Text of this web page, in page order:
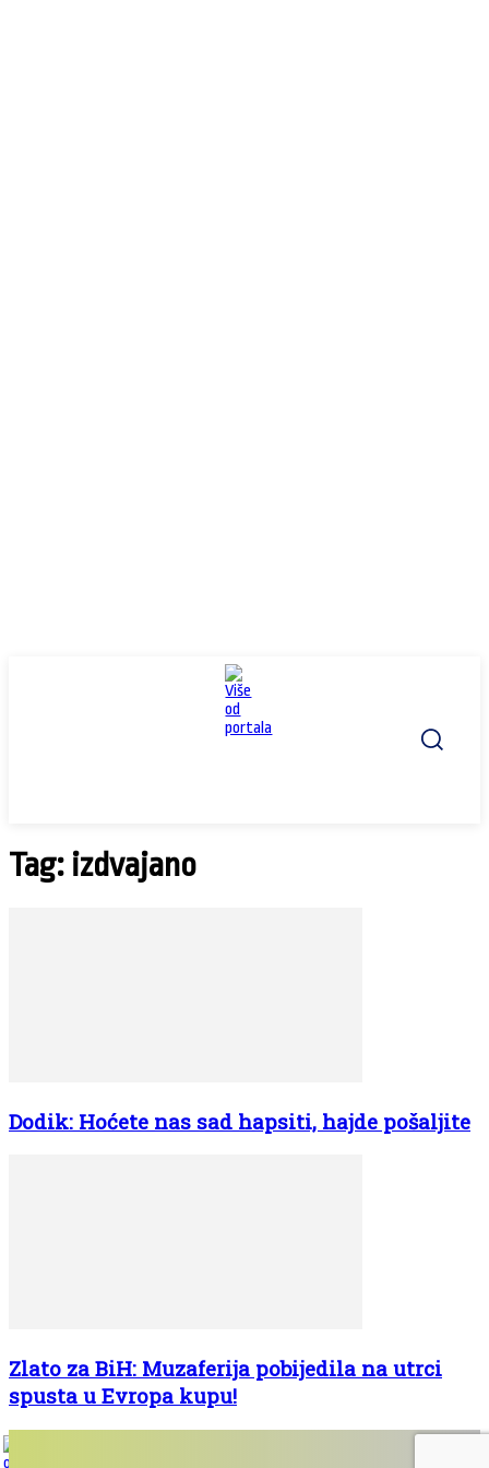
Tag: izdvajano
Dodik: Hoćete nas sad hapsiti, hajde pošaljite
Zlato za BiH: Muzaferija pobijedila na utrci
spusta u Evropa kupu!